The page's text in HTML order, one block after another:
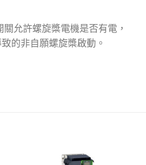
允許螺旋槳電機是否有電，
的非自願螺旋槳啟動。